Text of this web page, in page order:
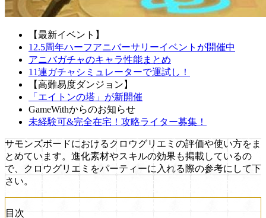
【最新イベント】
12.5周年ハーフアニバーサリーイベントが開催中
アニバガチャのキャラ性能まとめ
11連ガチャシミュレーターで運試し！
【高難易度ダンジョン】
「エイトンの塔」が新開催
GameWithからのお知らせ
未経験可&完全在宅！攻略ライター募集！
サモンズボードにおけるクロウグリエミの評価や使い方をま
とめています。進化素材やスキルの効果も掲載しているの
で、クロウグリエミをパーティーに入れる際の参考にして下
さい。
目次